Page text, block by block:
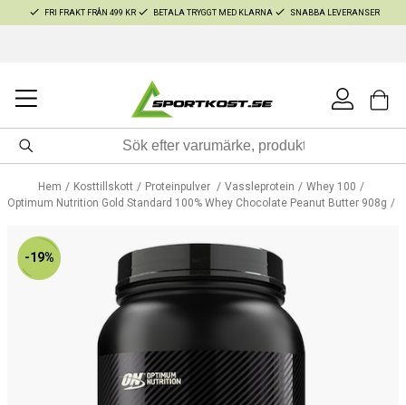
FRI FRAKT FRÅN 499 KR BETALA TRYGGT MED KLARNA SNABBA LEVERANSER
Hem Kosttillskott Proteinpulver Vassleprotein
Whey 100
Optimum Nutrition Gold Standard 100% Whey Chocolate Peanut Butter 908g
-19%